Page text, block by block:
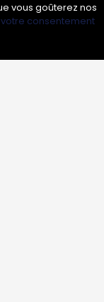
vous goûterez nos
consentement